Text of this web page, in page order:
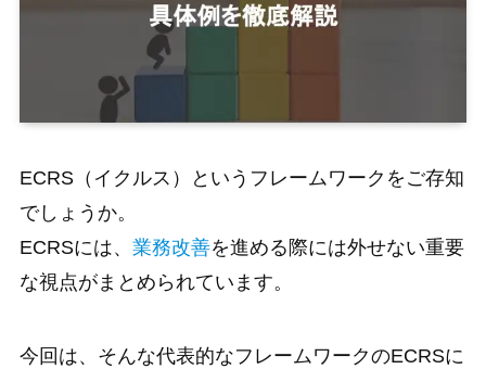
ECRS（イクルス）というフレームワークをご存知
でしょうか。
ECRSには、 業務改善を進める際には外せない重要
な視点がまとめられています。
今回は、そんな代表的なフレームワークのECRSに